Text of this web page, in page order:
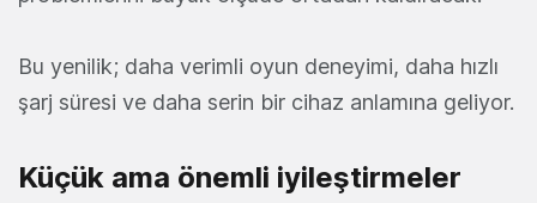
Bu yenilik; daha verimli oyun deneyimi, daha hızlı
şarj süresi ve daha serin bir cihaz anlamına geliyor.
Küçük ama önemli iyileştirmeler